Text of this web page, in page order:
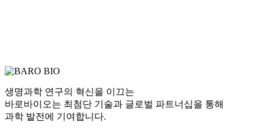
생명과학 연구의 혁신을 이끄는
바로바이오는 최첨단 기술과 글로벌 파트너십을 통해
과학 발전에 기여합니다.